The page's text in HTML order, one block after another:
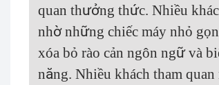
quan thưởng thức. Nhiều
nhờ những chiếc máy nhỏ
xóa bỏ rào cản ngôn ngữ và
năng. Nhiều khách tham